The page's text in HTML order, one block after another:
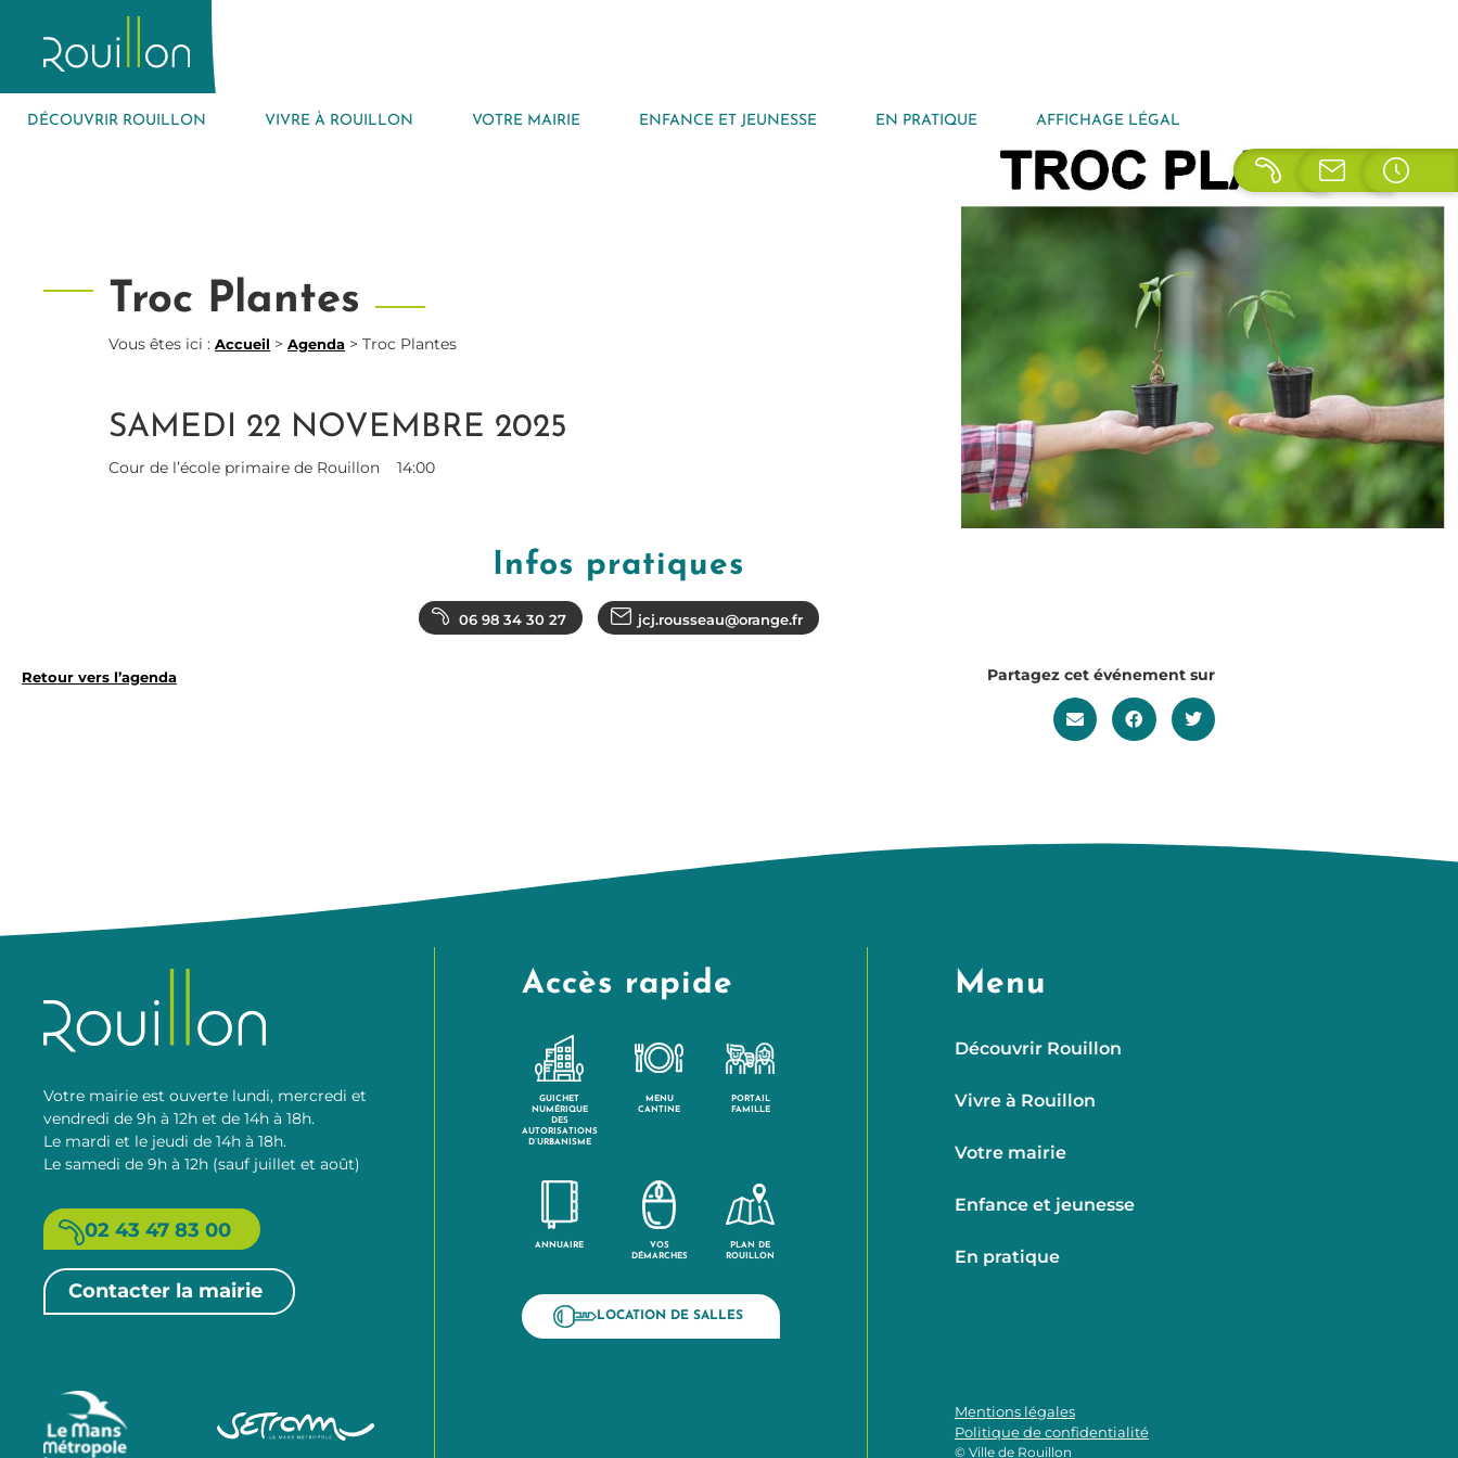
DÉCOUVRIR ROUILLON VIVRE À ROUILLON VOTRE MAIRIE ENFANCE ET JEUNESSE EN PRATIQUE AFFICHAGE LÉGAL
Troc Plantes
Vous êtes ici : Accueil > Agenda > Troc Plantes
SAMEDI 22 NOVEMBRE 2025
Cour de l’école primaire de Rouillon 14:00
Infos pratiques
06 98 34 30 27 jcj.rousseau@orange.fr
Partagez cet événement sur
Retour vers l’agenda
Votre mairie est ouverte lundi, mercredi et
vendredi de 9h à 12h et de 14h à 18h.
Le mardi et le jeudi de 14h à 18h.
Le samedi de 9h à 12h (sauf juillet et août)
02 43 47 83 00
Contacter la mairie
Accès rapide
GUICHET
NUMÉRIQUE
DES
AUTORISATIONS
D’URBANISME
MENU
CANTINE
PORTAIL
FAMILLE
ANNUAIRE
VOS
DÉMARCHES
PLAN DE
ROUILLON
LOCATION DE SALLES
Menu
Découvrir Rouillon
Vivre à Rouillon
Votre mairie
Enfance et jeunesse
En pratique
Mentions légales
Politique de confidentialité
© Ville de Rouillon